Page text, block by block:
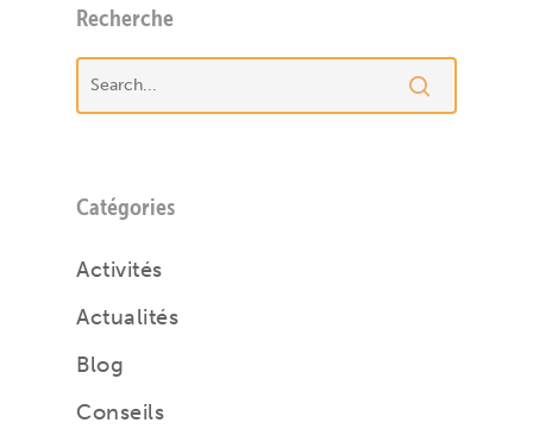
Recherche
Catégories
Activités
Actualités
Blog
Conseils